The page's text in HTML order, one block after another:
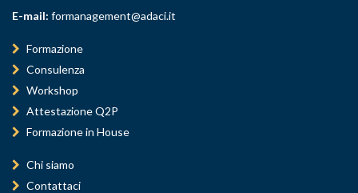
E-mail: formanagement@adaci.it
Formazione
Consulenza
Workshop
Attestazione Q2P
Formazione in House
Chi siamo
Contattaci